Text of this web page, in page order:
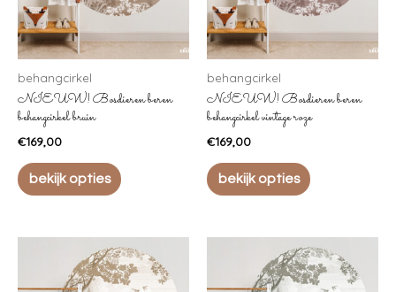
behangcirkel
NIEUW! Bosdieren beren
behangcirkel bruin
€169,00
bekijk opties
behangcirkel
NIEUW! Bosdieren beren
behangcirkel vintage roze
€169,00
bekijk opties